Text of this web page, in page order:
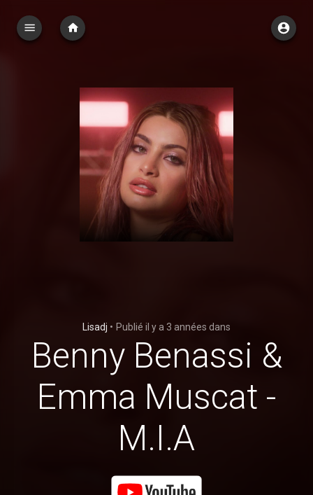
Lisadj • Publié il y a 3 années dans
Benny Benassi &
Emma Muscat -
M.I.A